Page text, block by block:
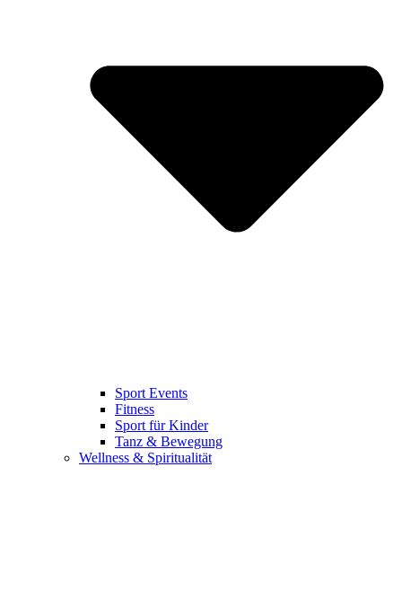
Sport Events
Fitness
Sport für Kinder
Tanz & Bewegung
Wellness & Spiritualität